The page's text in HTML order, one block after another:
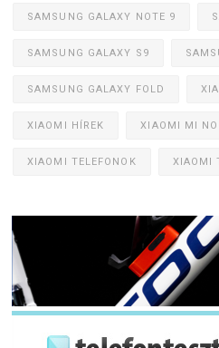
SAMSUNG GALAXY NOTE 9
SAMSUNG GALAXY S9
SAMSUNG GALAXY FOLD
XIAOMI HÍREK XIAOMI MI
XIAOMI TELEFONOK XIAOMI